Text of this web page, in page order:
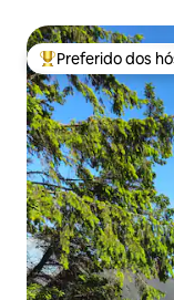
Entre os melhores
Preferido dos